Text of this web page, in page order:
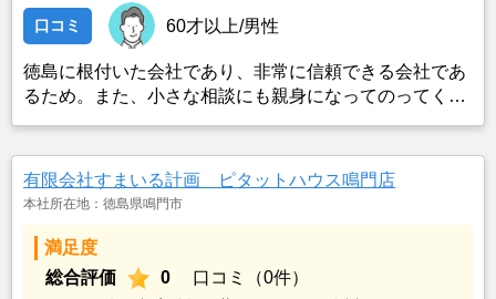
口コミ 60才以上/男性
徳島に根付いた会社であり、非常に信頼できる会社であ
るため。また、小さな相談にも親身になってのってくれ
したい。
有限会社すまいる計画 ピタットハウス鳴門店
本社所在地：徳島県鳴門市
満足度
総合評価
0 口コミ（0件）